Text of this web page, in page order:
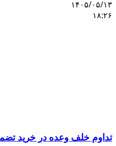
۱۴۰۵/۰۵/۱۳
۱۸:۲۶
تداوم خلف وعده در خرید